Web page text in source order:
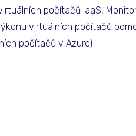
počítačů IaaS,
virtuálních počítačů
počítačů v Azure)